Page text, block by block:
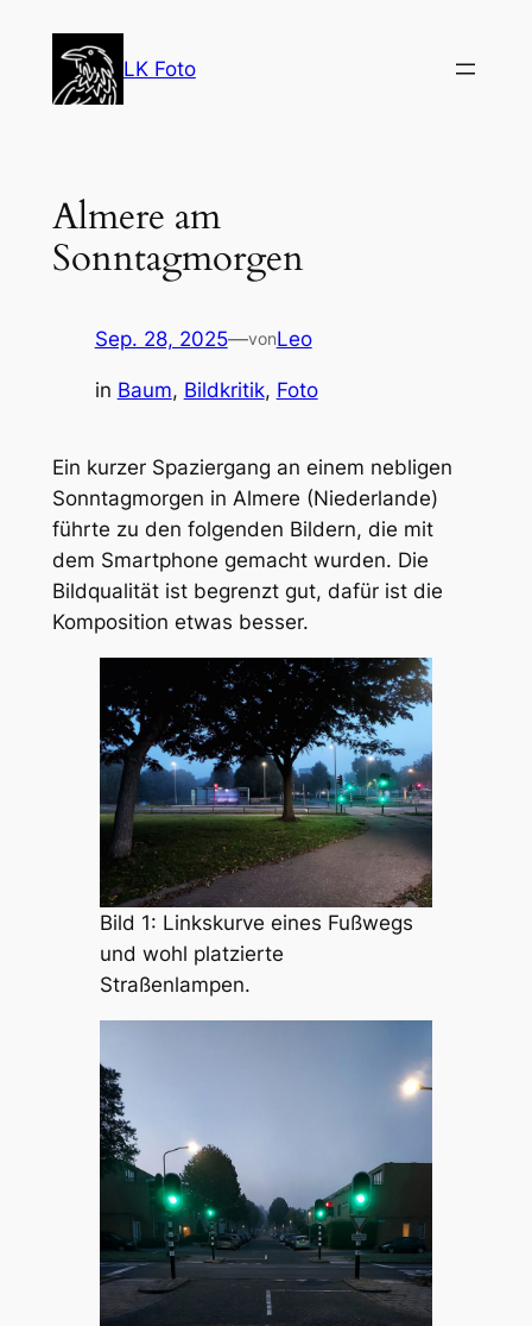
springen
LK Foto
Almere am
Sonntagmorgen
Sep. 28, 2025—vonLeo
in Baum, Bildkritik, Foto
Ein kurzer Spaziergang an einem nebligen
Sonntagmorgen in Almere (Niederlande)
führte zu den folgenden Bildern, die mit
dem Smartphone gemacht wurden. Die
Bildqualität ist begrenzt gut, dafür ist die
Komposition etwas besser.
Bild 1: Linkskurve eines Fußwegs
und wohl platzierte
Straßenlampen.